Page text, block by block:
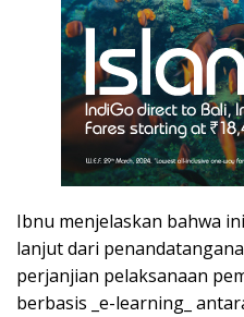
Ibnu menjelaskan bahwa
lanjut dari
perjanjian pelaksanaan
berbasis _e-learning_